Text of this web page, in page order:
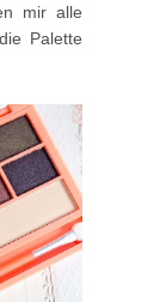
mir alle
Palette